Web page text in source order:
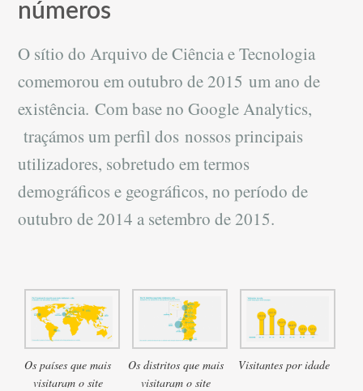
números
O sítio do Arquivo de Ciência e Tecnologia
comemorou em outubro de 2015 um ano de
existência. Com base no Google Analytics,
traçámos um perfil dos nossos principais
utilizadores, sobretudo em termos
demográficos e geográficos, no período de
outubro de 2014 a setembro de 2015.
Os países que mais
visitaram o site
Os distritos que mais
visitaram o site
Visitantes por idade